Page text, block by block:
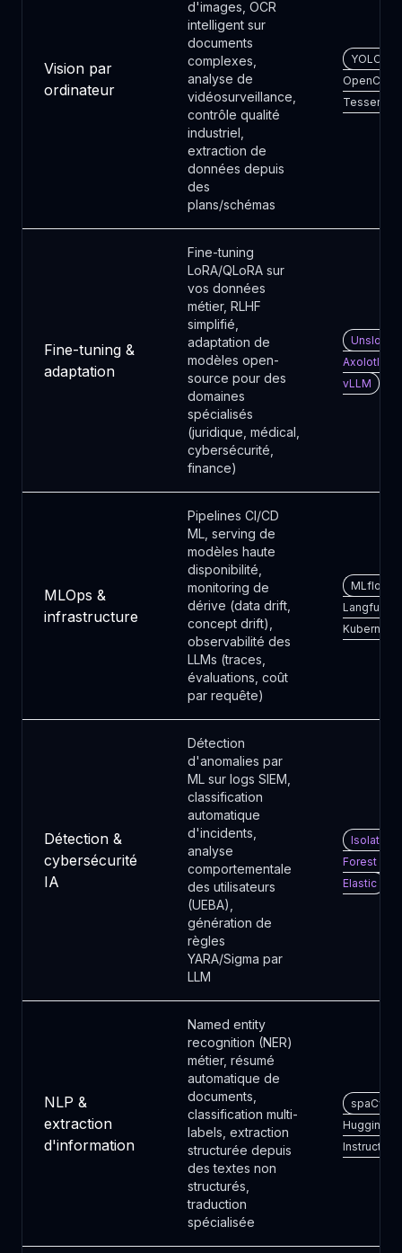
Vision par
ordinateur
d'images, OCR
intelligent sur
documents
complexes,
analyse de
vidéosurveillance,
contrôle qualité
industriel,
extraction de
données depuis
des
plans/schémas
YOLOv11 ·
OpenCV ·
Tesseract
Fine-tuning &
adaptation
Fine-tuning
LoRA/QLoRA sur
vos données
métier, RLHF
simplifié,
adaptation de
modèles open-
source pour des
domaines
spécialisés
(juridique, médical,
cybersécurité,
finance)
Unsloth ·
Axolotl ·
vLLM
MLOps &
infrastructure
Pipelines CI/CD
ML, serving de
modèles haute
disponibilité,
monitoring de
dérive (data drift,
concept drift),
observabilité des
LLMs (traces,
évaluations, coût
par requête)
MLflow ·
Langfuse ·
Détection &
cybersécurité
IA
Détection
d'anomalies par
ML sur logs SIEM,
classification
automatique
d'incidents,
analyse
comportementale
des utilisateurs
(UEBA),
génération de
règles
YARA/Sigma par
LLM
Isolation
Forest ·
Elastic
NLP &
extraction
d'information
Named entity
recognition (NER)
métier, résumé
automatique de
documents,
classification multi-
labels, extraction
structurée depuis
des textes non
structurés,
traduction
spécialisée
spaCy ·
Instructor